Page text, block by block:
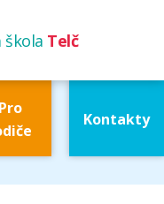
škola Telč
Pro
Kontakty